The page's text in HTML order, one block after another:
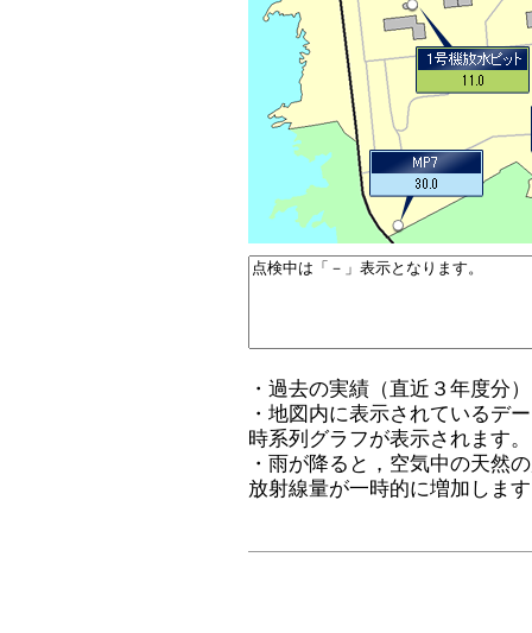
・過去の実績（直近３年度分
・地図内に表示されているデ
時系列グラフが表示されます。
・雨が降ると，空気中の天然
放射線量が一時的に増加しま